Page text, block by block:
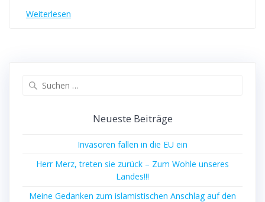
Weiterlesen
Neueste Beiträge
Invasoren fallen in die EU ein
Herr Merz, treten sie zurück – Zum Wohle unseres
Landes!!!
Meine Gedanken zum islamistischen Anschlag auf den